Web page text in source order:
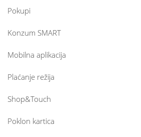
Pokupi
Konzum SMART
Mobilna aplikacija
Plaćanje režija
Shop&Touch
Poklon kartica